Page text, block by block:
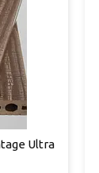
Ultra